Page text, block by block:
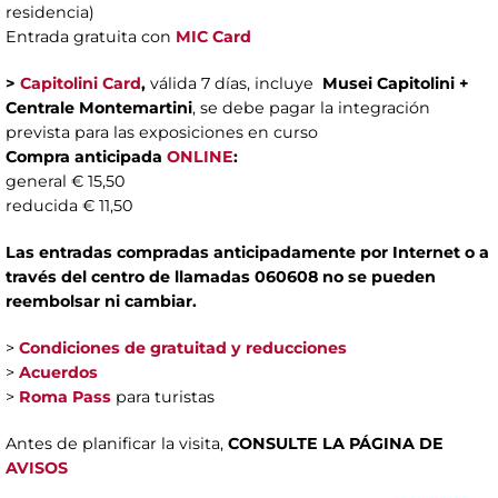
residencia)
Entrada gratuita con MIC Card
> Capitolini Card, válida 7 días, incluye Musei Capitolini +
Centrale Montemartini, se debe pagar la integración
prevista para las exposiciones en curso
Compra anticipada ONLINE:
general € 15,50
reducida € 11,50
Las entradas compradas anticipadamente por Internet o a
través del centro de llamadas 060608 no se pueden
reembolsar ni cambiar.
> Condiciones de gratuitad y reducciones
> Acuerdos
> Roma Pass para turistas
Antes de planificar la visita, CONSULTE LA PÁGINA DE
AVISOS